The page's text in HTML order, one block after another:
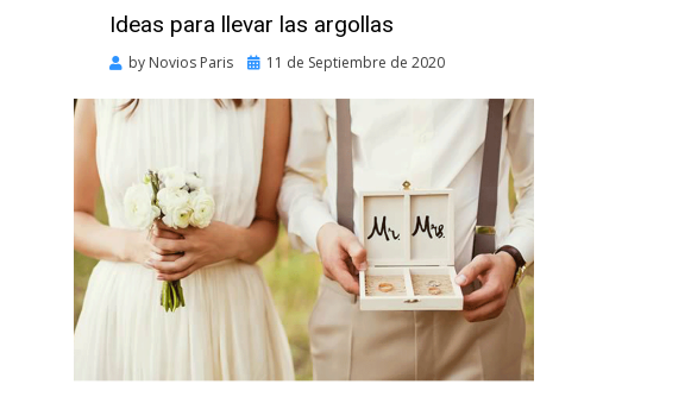
Ideas para llevar las argollas
by Novios Paris
Posted
11 de Septiembre de 2020